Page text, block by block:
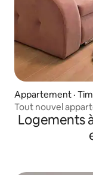
Appartement ·
Tout nouvel
Logements